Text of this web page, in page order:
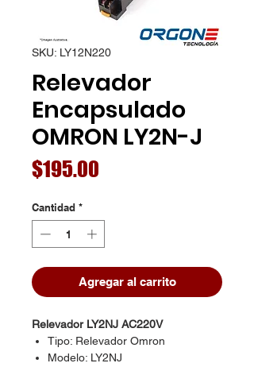
SKU: LY12N220
Relevador
Encapsulado
OMRON LY2N-J
$195.00
Cantidad *
Agregar al carrito
Relevador LY2NJ AC220V
Tipo: Relevador Omron
Modelo: LY2NJ